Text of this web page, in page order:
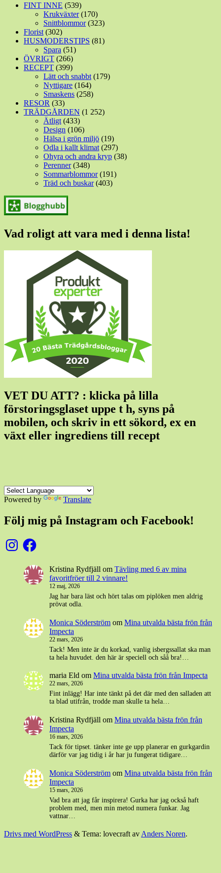
FINT INNE (539)
Krukväxter(170)
Snittblommor(323)
Florist (302)
HUSMODERSTIPS (81)
Spara (51)
ÖVRIGT (266)
RECEPT (399)
Lätt och snabbt (179)
Nyttigare (164)
Smaskens (258)
RESOR (33)
TRÄDGÅRDEN (1 252)
Ätligt (433)
Design (106)
Hälsa i grön miljö (19)
Odla i kallt klimat (297)
Ohyra och andra kryp (38)
Perenner(348)
Sommarblommor(191)
Träd och buskar(403)
Vad roligt att vara med i denna lista!
VET DU ATT? : klicka på lilla
förstoringsglaset uppe t h, syns på
mobilen, och skriv in ett sökord, ex en
växt eller ingrediens till recept
Powered by Translate
Följ mig på Instagram och Facebook!
InstagramFacebook
Kristina Rydfjäll om Tävling med 6 av mina
favoritfröer till 2 vinnare!
12 maj, 2026
Jag har bara läst och hört talas om piplöken men aldrig
prövat odla.
Monica Söderström om Mina utvalda bästa frön från
Impecta
22 mars, 2026
Tack! Men inte är du korkad, vanlig isbergssallat ska man
ta hela huvudet. den här är speciell och såå bra!…
maria Eld om Mina utvalda bästa frön från Impecta
22 mars, 2026
Fint inlägg! Har inte tänkt på det där med den salladen att
ta blad utifrån, trodde man skulle ta hela…
Kristina Rydfjäll om Mina utvalda bästa frön från
Impecta
16 mars, 2026
Tack för tipset. tänker inte ge upp planerar en gurkgardin
därför var jag tidig i år har ju fungerat tidigare…
Monica Söderström om Mina utvalda bästa frön från
Impecta
15 mars, 2026
Vad bra att jag får inspirera! Gurka har jag också haft
problem med, men min metod numera funkar. Jag
vattnar…
Drivs med WordPress & Tema: lovecraft av Anders Noren.